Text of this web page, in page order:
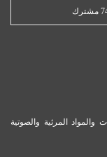
المرئية والصوتية